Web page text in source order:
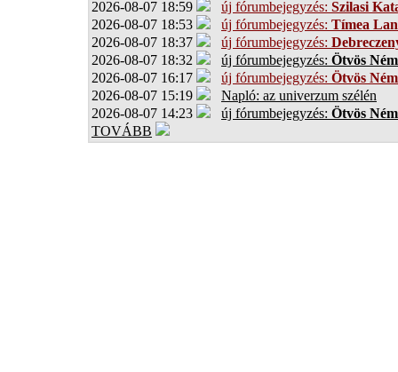
2026-08-07 18:59 új fórumbejegyzés: Szilasi
2026-08-07 18:53
új fórumbejegyzés: Tímea
2026-08-07 18:37
új fórumbejegyzés:
2026-08-07 18:32
új fórumbejegyzés: Ötvös
2026-08-07 16:17
új fórumbejegyzés: Ötvös
2026-08-07 15:19
Napló: az univerzum szélén
2026-08-07 14:23
új fórumbejegyzés: Ötvös
TOVÁBB